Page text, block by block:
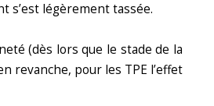
s’est légèrement tassée.
(dès lors que le stade de la
revanche, pour les TPE l’effet